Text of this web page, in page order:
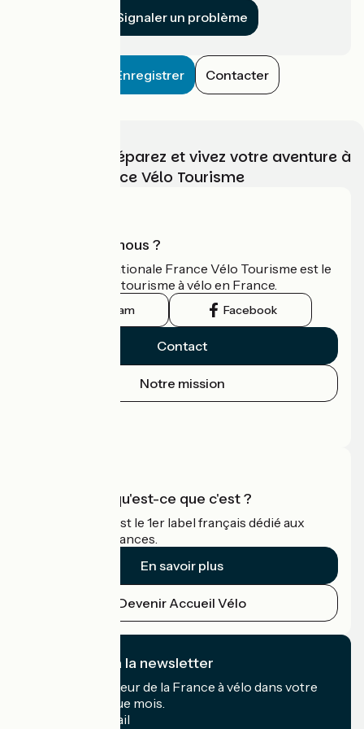
Signaler un problème
Enregistrer Contacter
Choisissez, préparez et vivez votre aventure à
vélo avec France Vélo Tourisme
Qui sommes-nous ?
L'association nationale France Vélo Tourisme est le
guide officiel du tourisme à vélo en France.
Instagram Facebook
Contact
Notre mission
Accueil Vélo qu'est-ce que c'est ?
Accueil Vélo c'est le 1er label français dédié aux
cyclistes en vacances.
En savoir plus
Devenir Accueil Vélo
Je m'abonne à la newsletter
Recevez le meilleur de la France à vélo dans votre
boîte mail chaque mois.
Mon adresse mail